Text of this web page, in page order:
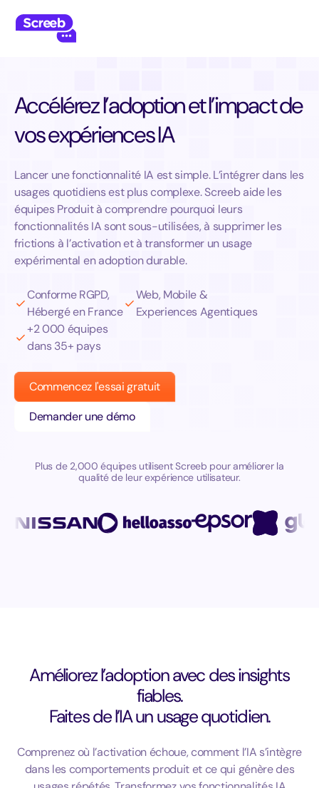
Accélérez l’adoption et l’impact de
vos expériences IA
Lancer une fonctionnalité IA est simple. L’intégrer dans les
usages quotidiens est plus complexe. Screeb aide les
équipes Produit à comprendre pourquoi leurs
fonctionnalités IA sont sous-utilisées, à supprimer les
frictions à l’activation et à transformer un usage
expérimental en adoption durable.
Conforme RGPD,
Hébergé en France
Web, Mobile &
Experiences Agentiques
+2 000 équipes
dans 35+ pays
Commencez l'essai gratuit
Demander une démo
Plus de 2,000 équipes utilisent Screeb pour améliorer la
qualité de leur expérience utilisateur.
Améliorez l’adoption avec des insights
fiables.
Faites de l’IA un usage quotidien.
Comprenez où l’activation échoue, comment l’IA s’intègre
dans les comportements produit et ce qui génère des